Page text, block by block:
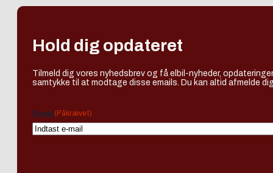
Hold dig opdateret
Tilmeld dig vores nyhedsbrev og få elbil-nyheder,
samtykke til at modtage disse emails. Du kan altid afmelde
Email (Påkrævet)